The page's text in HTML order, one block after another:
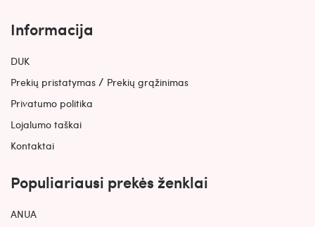
Informacija
DUK
Prekių pristatymas / Prekių grąžinimas
Privatumo politika
Lojalumo taškai
Kontaktai
Populiariausi prekės ženklai
ANUA